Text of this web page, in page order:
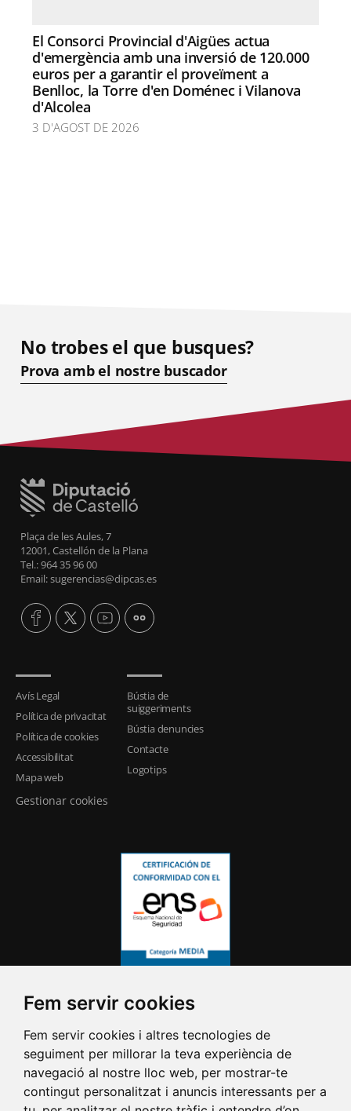
Fem servir cookies
Fem servir cookies i altres tecnologies de
seguiment per millorar la teva experiència de
navegació al nostre lloc web, per mostrar-te
contingut personalitzat i anuncis interessants per a
El Consorci Provincial d'Aigües actua
d'emergència amb una inversió de 120.000
euros per a garantir el proveïment a
Benlloc, la Torre d'en Doménec i Vilanova
d'Alcolea
3 D'AGOST DE 2026
No trobes el que busques?
Prova amb el nostre buscador
Plaça de les Aules, 7
12001, Castellón de la Plana
Tel.: 964 35 96 00
Email: sugerencias@dipcas.es
Avís Legal
Política de privacitat
Política de cookies
Accessibilitat
Mapa web
Gestionar cookies
Bústia de
suiggeriments
Bústia denuncies
Contacte
Logotips